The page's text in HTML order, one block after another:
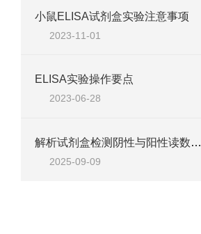
小鼠ELISA试剂盒实验注意事项
2023-11-01
ELISA实验操作要点
2023-06-28
解析试剂盒检测阴性与阳性读数无差别的核心原因
2025-09-09